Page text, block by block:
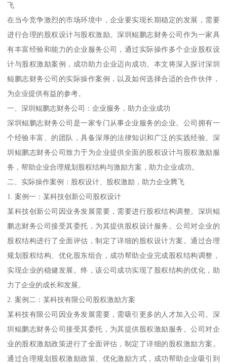
飞
在当今竞争激烈的市场环境中，企业要实现长期稳定的发展，需要
进行合理的股权设计与股权激励。深圳鲲鹏志财务公司作为一家具
有丰富经验和能力的企业服务公司，通过实际操作多个企业股权设
计与股权激励案例，成功助力企业迈向成功。本文将深入探讨深圳
鲲鹏志财务公司的实际操作案例，以及如何选择合适的合作伙伴，
为企业提供有益的参考。
一、深圳鲲鹏志财务公司：企业服务，助力企业成功
深圳鲲鹏志财务公司是一家专门从事企业服务的企业。公司拥有一
个经验丰富、的团队，具备深厚的法律知识和广泛的实践经验。深
圳鲲鹏志财务公司致力于为企业提供全面的股权设计与股权激励服
务，帮助企业合理规划股权结构与激励方案，助力企业成功。
二、实际操作案例：股权设计、股权激励，助力企业腾飞
1. 案例一：某科技创新公司股权设计
某科技创新公司因业务发展需要，需要进行股权结构调整。深圳鲲
鹏志财务公司接受其委托，为其提供股权设计服务。公司对企业的
股权结构进行了全面评估，制定了详细的股权设计方案。通过合理
规划股权结构、优化股东组合，成功帮助企业完成股权结构调整，
实现企业的稳健发展。终，该公司成功实现了股权结构的优化，助
力了企业的成长和发展。
2. 案例二：某科技有限公司股权激励方案
某科技有限公司因业务发展需要，需吸引更多的人才加入公司。深
圳鲲鹏志财务公司接受其委托，为其提供股权激励服务。公司对企
业的股权激励政策进行了全面评估，制定了详细的股权激励方案。
通过合理规划股权激励政策、优化激励方式，成功帮助企业吸引到